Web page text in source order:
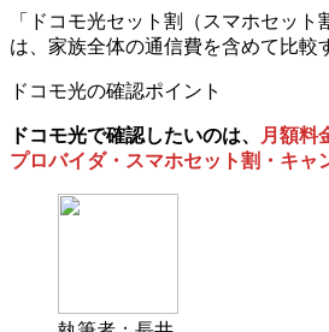
「ドコモ光セット割（スマホセッ
は、家族全体の通信費を含めて比較
ドコモ光の確認ポイント
ドコモ光で確認したいのは、
月額料
プロバイダ・スマホセット割・キャ